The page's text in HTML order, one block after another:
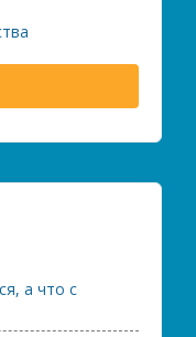
а что с